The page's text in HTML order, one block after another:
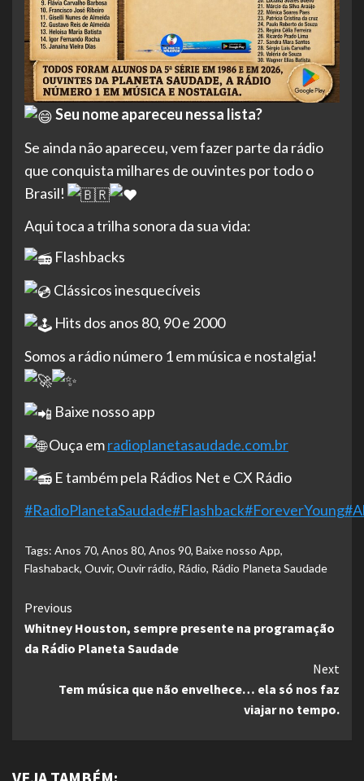
Seu nome apareceu nessa lista?
Se ainda não apareceu, vem fazer parte da rádio
que conquista milhares de ouvintes por todo o
Brasil!
Aqui toca a trilha sonora da sua vida:
Flashbacks
Clássicos inesquecíveis
Hits dos anos 80, 90 e 2000
Somos a rádio número 1 em música e nostalgia!
Baixe nosso app
Ouça emradioplanetasaudade.com.br
E também pela Rádios Net e CX Rádio
#RadioPlanetaSaudade#Flashback#ForeverYoung
Tags: Anos 70, Anos 80, Anos 90, Baixe nosso App,
Flashaback, Ouvir, Ouvir rádio, Rádio, Rádio Planeta Saudade
Continue
Reading
Previous
Whitney Houston, sempre presente na programação
da Rádio Planeta Saudade
Next
Tem música que não envelhece… ela só nos faz
viajar no tempo.